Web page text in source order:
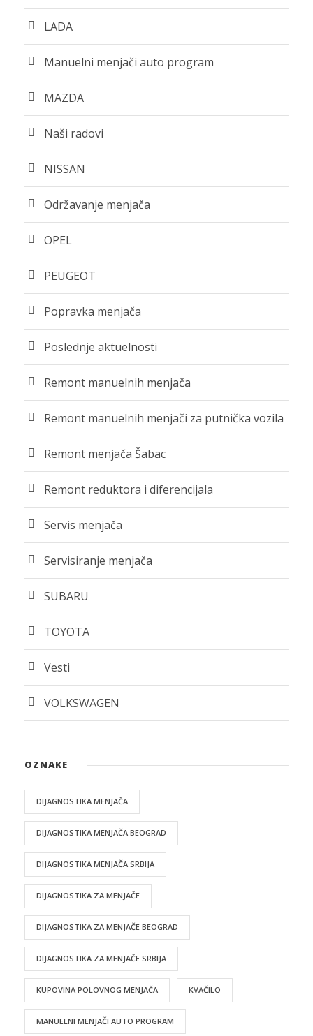
LADA
Manuelni menjači auto program
MAZDA
Naši radovi
NISSAN
Održavanje menjača
OPEL
PEUGEOT
Popravka menjača
Poslednje aktuelnosti
Remont manuelnih menjača
Remont manuelnih menjači za putnička vozila
Remont menjača Šabac
Remont reduktora i diferencijala
Servis menjača
Servisiranje menjača
SUBARU
TOYOTA
Vesti
VOLKSWAGEN
OZNAKE
DIJAGNOSTIKA MENJAČA
DIJAGNOSTIKA MENJAČA BEOGRAD
DIJAGNOSTIKA MENJAČA SRBIJA
DIJAGNOSTIKA ZA MENJAČE
DIJAGNOSTIKA ZA MENJAČE BEOGRAD
DIJAGNOSTIKA ZA MENJAČE SRBIJA
KUPOVINA POLOVNOG MENJAČA KVAČILO
MANUELNI MENJAČI AUTO PROGRAM